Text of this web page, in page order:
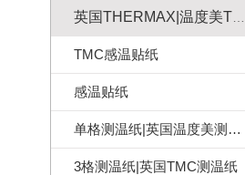
TMC感温贴纸
感温贴纸
单格测温纸|英国温度美测温纸
3格测温纸|英国TMC测温纸